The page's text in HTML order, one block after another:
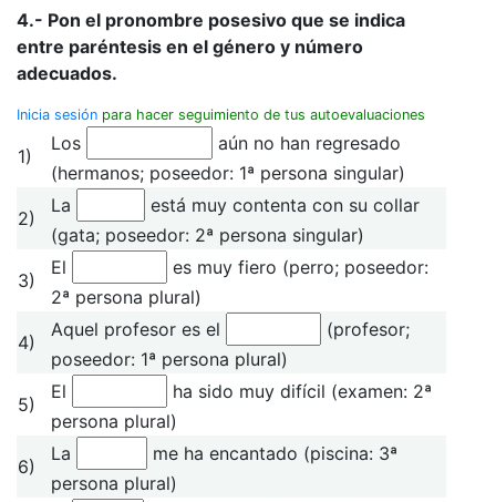
4.- Pon el pronombre posesivo que se indica
entre paréntesis en el género y número
adecuados.
Inicia sesión para hacer seguimiento de tus autoevaluaciones
1)
Los
aún no han regresado
(hermanos; poseedor: 1ª persona singular)
2)
La
está muy contenta con su collar
(gata; poseedor: 2ª persona singular)
3)
El
es muy fiero (perro; poseedor:
2ª persona plural)
4)
Aquel profesor es el
(profesor;
poseedor: 1ª persona plural)
5)
El
ha sido muy difícil (examen: 2ª
persona plural)
6)
La me ha encantado (piscina: 3ª
persona plural)